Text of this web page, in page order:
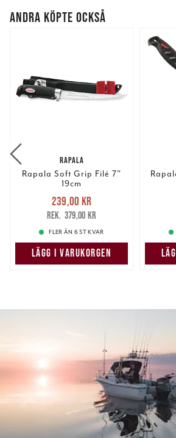
ANDRA KÖPTE OCKSÅ
RAPALA
Rapala Soft Grip Filé 7"
19cm
Nuvarande pris
239,00 krTidigare pris
379,00 kr
239,00 kr
379,00 kr
FLER ÄN 6 ST KVAR
LÄGG I VARUKORGEN